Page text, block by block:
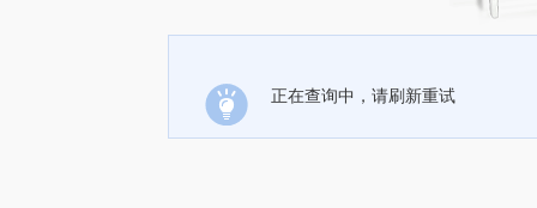
正在查询中，请刷新重试